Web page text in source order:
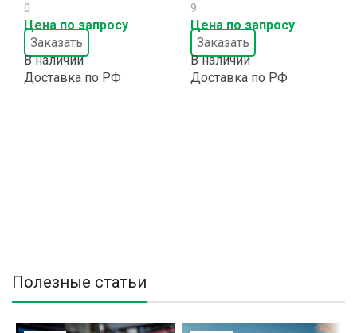
0
Цена по запросу
Заказать
В наличии
Доставка по РФ
9
Цена по запросу
Заказать
В наличии
Доставка по РФ
Полезные статьи